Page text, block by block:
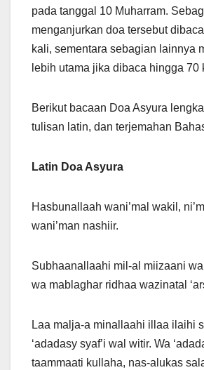
pada tanggal 10 Muharram.
menganjurkan doa tersebut
kali, sementara sebagian lainnya
lebih utama jika dibaca hingga 70
Berikut bacaan Doa Asyura
tulisan latin, dan terjemahan
Latin Doa Asyura
Hasbunallaah wani’mal wakil,
wani’man nashiir.
Subhaanallaahi mil-al miizaani wa
wa mablaghar ridhaa wazinatal
Laa malja-a minallaahi illaa ilaihi
‘adadasy syaf’i wal witir. Wa
taammaati kullaha, nas-alukas